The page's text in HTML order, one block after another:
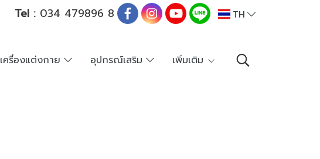
Tel :034 479896 8 TH
เครื่องแต่งกาย อุปกรณ์เสริม เพิ่มเติม